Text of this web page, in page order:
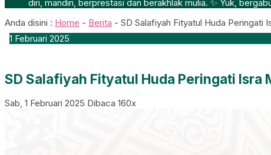
diri, mandiri, berprestasi dan berakhlak mulia. ✨ Yuk,
Anda disini : Home - Berita - SD Salafiyah Fityatul Huda Peringati
1 Februari 2025
SD Salafiyah Fityatul Huda Peringati Isra
Sab, 1 Februari 2025 Dibaca 160x